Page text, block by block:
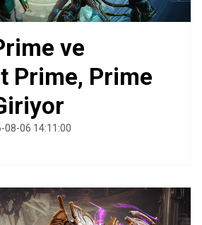
ve
Prime, Prime
08-06 14:11:00